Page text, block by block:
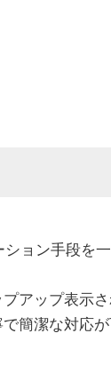
ョン手段を
アップ表示
簡潔な対応が